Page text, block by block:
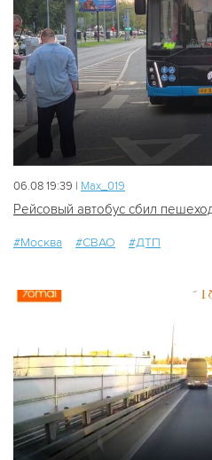
06.08 19:39 | Мах_019
Рейсовый автобус сбил
#Москва #СВАО #ДТП